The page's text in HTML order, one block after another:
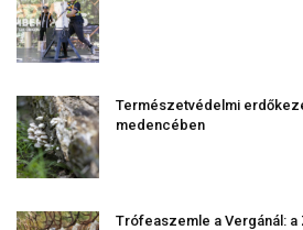
Természetvédelmi
medencében
Trófeaszemle a Vergánál: